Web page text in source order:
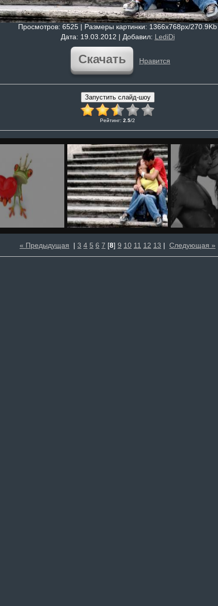
Просмотров: 6525 | Размеры картинки: 1366x768px/270.9Kb
Дата: 19.03.2012 | Добавил: LediDi
Скачать Нравится
Рейтинг: 2.5/2
« Предыдущая | 3 4 5 6 7 [8] 9 10 11 12 13 | Следующая »